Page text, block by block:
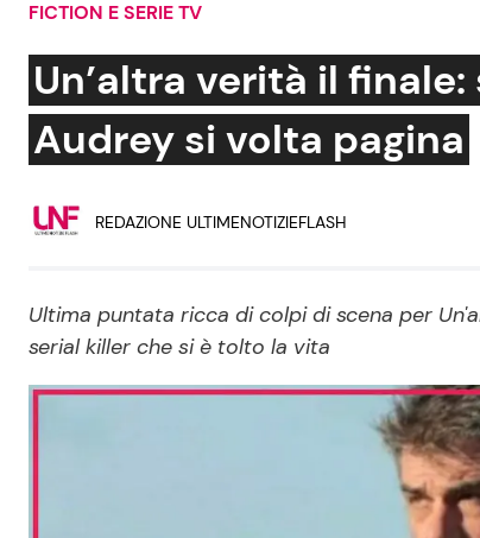
Social News
News dal mondo
Mondo
Salute
Viaggi e
Festività
FICTION E SERIE TV
Un’altra verità il
Audrey si volta pagina
REDAZIONE ULTIMENOTIZIEFLASH
Ultima puntata ricca di colpi di scena per
serial killer che si è tolto la vita